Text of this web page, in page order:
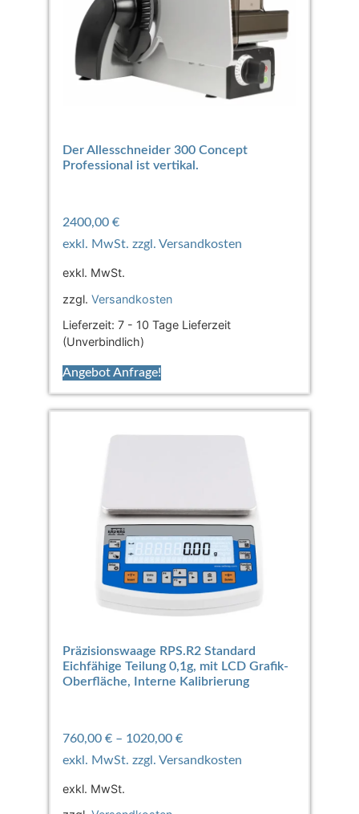
Der Allesschneider 300 Concept
Professional ist vertikal.
2400,00 €
exkl. MwSt.
zzgl. Versandkosten
Lieferzeit: 7 - 10 Tage Lieferzeit
(Unverbindlich)
Angebot Anfrage!
Präzisionswaage RPS.R2 Standard
Eichfähige Teilung 0,1g, mit LCD Grafik-
Oberfläche, Interne Kalibrierung
760,00 €– 1020,00 €
exkl. MwSt.